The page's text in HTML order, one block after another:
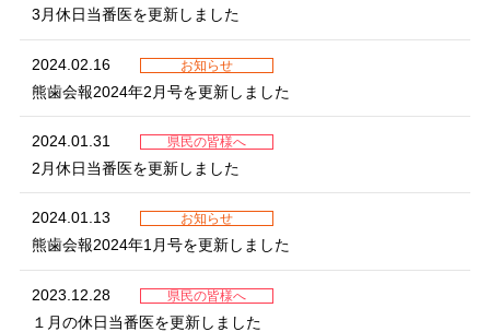
3月休日当番医を更新しました
2024.02.16 お知らせ
熊歯会報2024年2月号を更新しました
2024.01.31 県民の皆様へ
2月休日当番医を更新しました
2024.01.13 お知らせ
熊歯会報2024年1月号を更新しました
2023.12.28 県民の皆様へ
１月の休日当番医を更新しました